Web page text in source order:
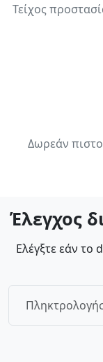
Τείχος
Δωρεάν
Έλεγχος
Ελέγξτε εάν το